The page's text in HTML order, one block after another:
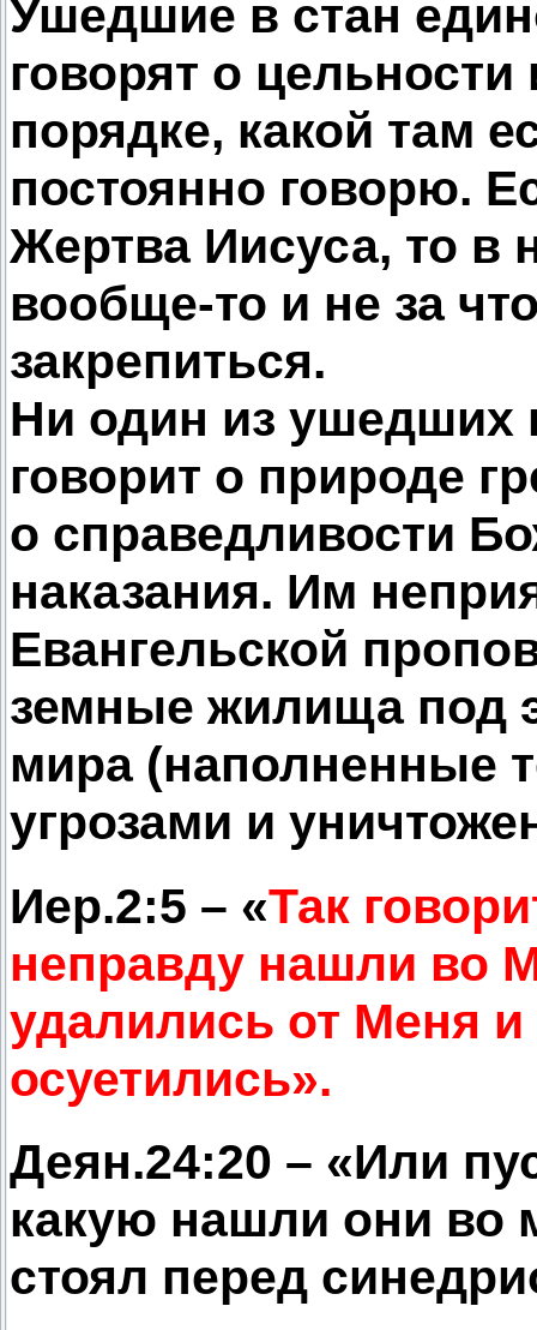
Ушедшие в стан
говорят о
порядке, какой там
постоянно говорю.
Жертва Иисуса, то
вообще-то и не за
закрепиться.
Ни один из ушедших
говорит о природе
о справедливости
наказания. Им
Евангельской
земные жилища под
мира (наполненные
угрозами и
Иер.2:5 – «Так
неправду нашли во
удалились от Меня
осуетились».
Деян.24:20 – «Или
какую нашли они во
стоял перед